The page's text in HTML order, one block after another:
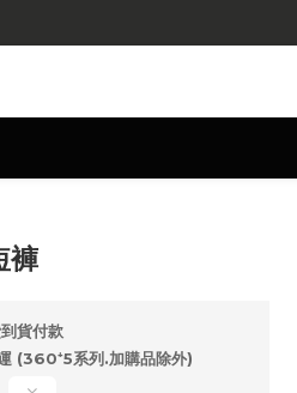
褲
貨付款
(360⁺5系列.加購品除外)